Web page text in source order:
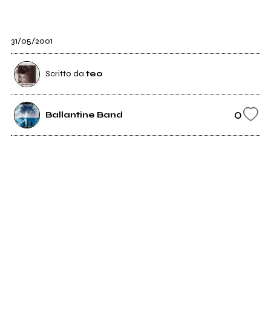
31/05/2001
Scritto da teo
Ballantine Band 0